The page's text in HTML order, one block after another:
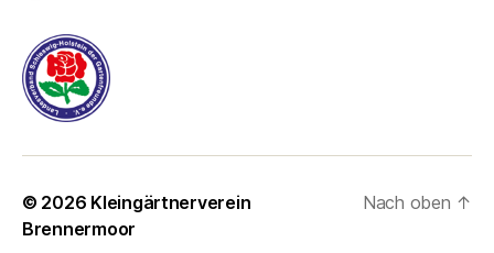
© 2026 Kleingärtnerverein
Brennermoor
Nach oben ↑